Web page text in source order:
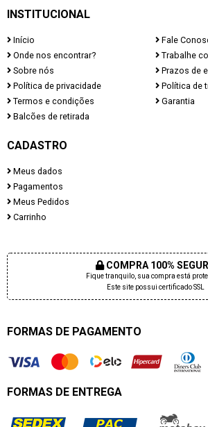
INSTITUCIONAL
Início
Fale
Onde nos encontrar?
Trabalhe
Sobre nós
Prazos de
Política de privacidade
Política de
Termos e condições
Garantia
Balcões de retirada
CADASTRO
Meus dados
Pagamentos
Meus Pedidos
Carrinho
COMPRA 100%
Fique tranquilo, sua compra está
Este site possui certificado SSL
FORMAS DE PAGAMENTO
FORMAS DE ENTREGA